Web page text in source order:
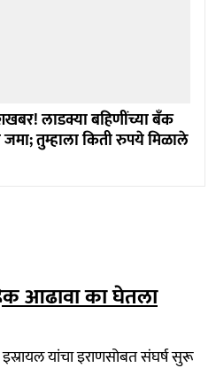
लाडक्या बहिणींच्या बँक
जमा; तुम्हाला किती रुपये मिळाले
आढावा का घेतला
यांचा इराणसोबत संघर्ष सुरू